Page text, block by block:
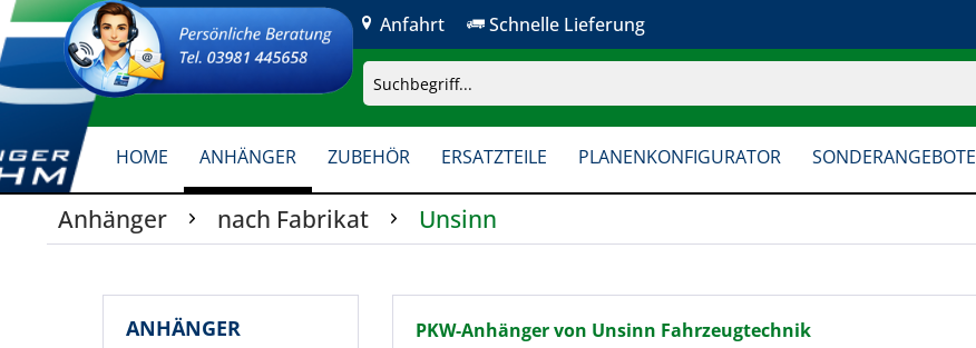
Anfahrt Schnelle Lieferung
HOME ANHÄNGER ZUBEHÖR ERSATZTEILE PLANENKONFIGURATOR SONDERANGEBOTE
Anhänger nach Fabrikat Unsinn
ANHÄNGER PKW-Anhänger von Unsinn Fahrzeugtechnik